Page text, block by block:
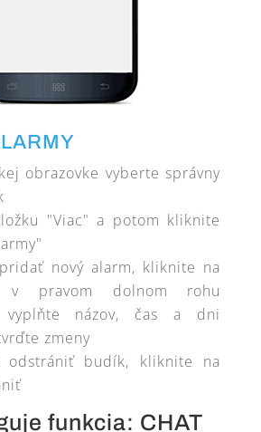
obrazovke vyberte správny
"Viac" a potom kliknite
nový alarm, kliknite na
pravom dolnom rohu
vyplňte názov, čas a dni
zmeny
odstrániť budík, kliknite na
funkcia: CHAT